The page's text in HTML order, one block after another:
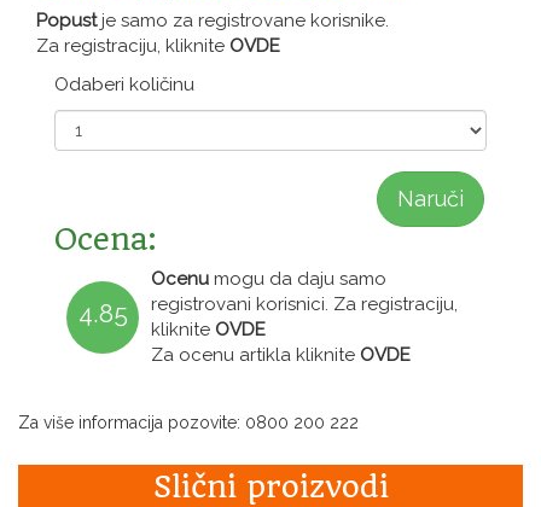
Popust je samo za registrovane korisnike.
Za registraciju, kliknite OVDE
Odaberi količinu
Naruči
Ocena:
4.85
Ocenu mogu da daju samo
registrovani korisnici. Za registraciju,
kliknite OVDE
Za ocenu artikla kliknite OVDE
Za više informacija pozovite: 0800 200 222
Slični proizvodi